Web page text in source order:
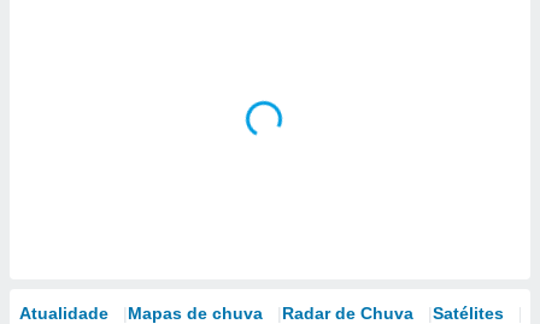
Atualidade Mapas de chuva Radar de Chuva Satélites